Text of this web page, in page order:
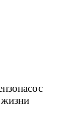
жизни